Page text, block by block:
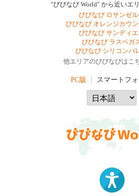
"びびなび World" から近いエ
びびなび ロサンゼ
びびなび オレンジカウ
びびなび サンディ
びびなび ラスベガ
びびなび シリコンバ
他エリアのびびなびはこ
PC版 スマートフ